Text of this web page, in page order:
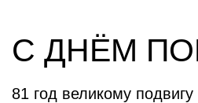
С ДНЁМ
81 год великому